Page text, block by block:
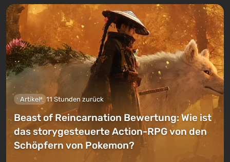
Artikel 11 Stunden zurück
Beast of Reincarnation Bewertung: Wie ist
das storygesteuerte Action-RPG von den
Schöpfern von Pokemon?